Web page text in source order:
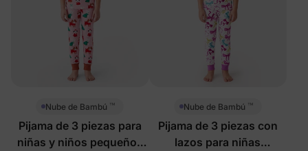
Nube de Bambú ™
Pijama de 3 piezas para
niñas y niños pequeños
Nube de Bambú ™
Pijama de 3 piezas con
lazos para niñas